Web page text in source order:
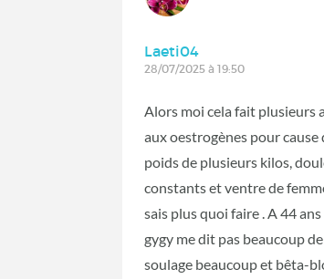
Laeti04
28/07/2025 à 19:50
Alors moi cela fait plusieurs
aux oestrogènes pour
poids de plusieurs kilos,
constants et ventre de
sais plus quoi faire . A 44
gygy me dit pas beaucoup
soulage beaucoup et bêta-